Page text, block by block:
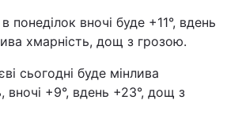
понеділок вночі буде +11°, вдень
хмарність, дощ з грозою.
сьогодні буде мінлива
вночі +9°, вдень +23°, дощ з